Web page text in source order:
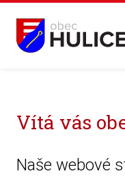
Vítá vás
Naše webové